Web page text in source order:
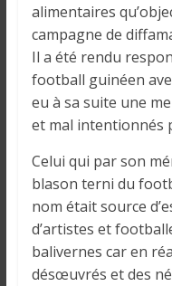
alimentaires
campagne de
Il a été rendu
football guinéen
eu à sa suite une
et mal intentionnés
Celui qui par son
blason terni du
nom était source
d’artistes et
balivernes car en
désœuvrés et des